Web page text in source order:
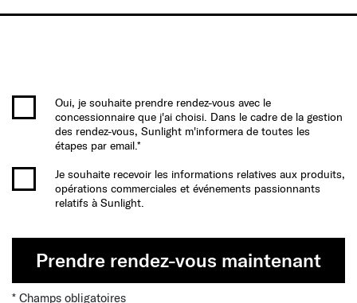
Oui, je souhaite prendre rendez-vous avec le
concessionnaire que j'ai choisi. Dans le cadre de la gestion
des rendez-vous, Sunlight m'informera de toutes les
étapes par email.*
Je souhaite recevoir les informations relatives aux produits,
opérations commerciales et événements passionnants
relatifs à Sunlight.
Prendre rendez-vous maintenant
* Champs obligatoires